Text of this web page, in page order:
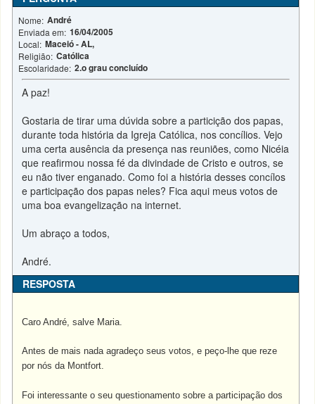
Nome: André
Enviada em: 16/04/2005
Local: Maceió - AL,
Religião: Católica
Escolaridade: 2.o grau concluído
A paz!
Gostaria de tirar uma dúvida sobre a particição dos papas,
durante toda história da Igreja Católica, nos concílios. Vejo
uma certa ausência da presença nas reuniões, como Nicéia
que reafirmou nossa fé da divindade de Cristo e outros, se
eu não tiver enganado. Como foi a história desses concílos
e participação dos papas neles? Fica aqui meus votos de
uma boa evangelização na internet.
Um abraço a todos,
André.
RESPOSTA
Caro André, salve Maria.
Antes de mais nada agradeço seus votos, e peço-lhe que reze
por nós da Montfort.
Foi interessante o seu questionamento sobre a participação dos